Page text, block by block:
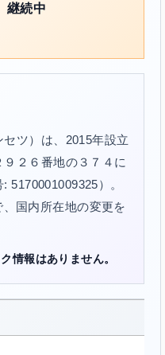
継続中
ツ）は、2015年設立
２６番地の３７４に
5170001009325）。
国内所在地の変更を
情報はありません。